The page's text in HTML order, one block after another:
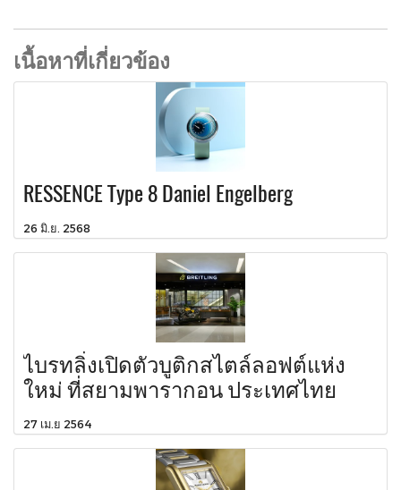
เนื้อหาที่เกี่ยวข้อง
RESSENCE Type 8 Daniel Engelberg
26 มิ.ย. 2568
ไบรทลิ่งเปิดตัวบูติกสไตล์ลอฟต์แห่ง
ใหม่ ที่สยามพารากอน ประเทศไทย
27 เม.ย 2564